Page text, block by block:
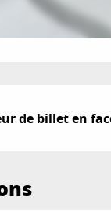
de billet en